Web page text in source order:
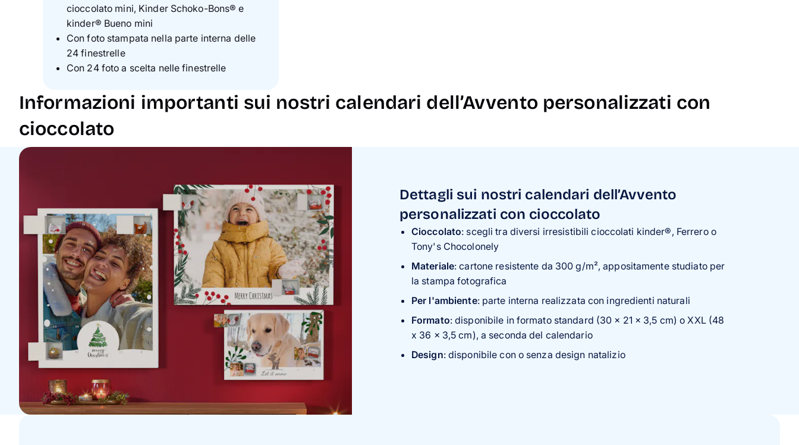
cioccolato mini, Kinder Schoko-Bons® e
kinder® Bueno mini
Con foto stampata nella parte interna delle
24 finestrelle
Con 24 foto a scelta nelle finestrelle
Informazioni importanti sui nostri calendari dell’Avvento personalizzati con
cioccolato
Dettagli sui nostri calendari dell’Avvento
personalizzati con cioccolato
Cioccolato: scegli tra diversi irresistibili cioccolati kinder®, Ferrero o
Tony's Chocolonely
Materiale: cartone resistente da 300 g/m², appositamente studiato per
la stampa fotografica
Per l'ambiente: parte interna realizzata con ingredienti naturali
Formato: disponibile in formato standard (30 x 21 x 3,5 cm) o XXL (48
x 36 x 3,5 cm), a seconda del calendario
Design: disponibile con o senza design natalizio